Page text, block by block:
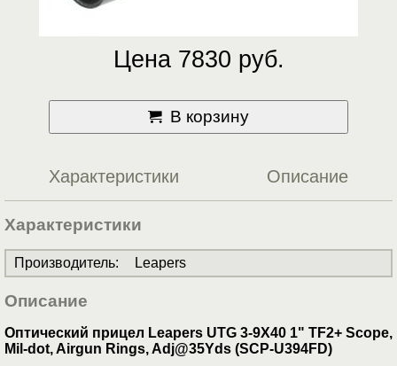
Цена 7830 руб.
В корзину
Характеристики Описание
Характеристики
Производитель: Leapers
Описание
Оптический прицел Leapers UTG 3-9X40 1" TF2+ Scope,
Mil-dot, Airgun Rings, Adj@35Yds (SCP-U394FD)